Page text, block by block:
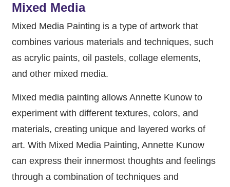
Mixed Media
Mixed Media Painting is a type of artwork that
combines various materials and techniques, such
as acrylic paints, oil pastels, collage elements,
and other mixed media.
Mixed media painting allows Annette Kunow to
experiment with different textures, colors, and
materials, creating unique and layered works of
art. With Mixed Media Painting, Annette Kunow
can express their innermost thoughts and feelings
through a combination of techniques and